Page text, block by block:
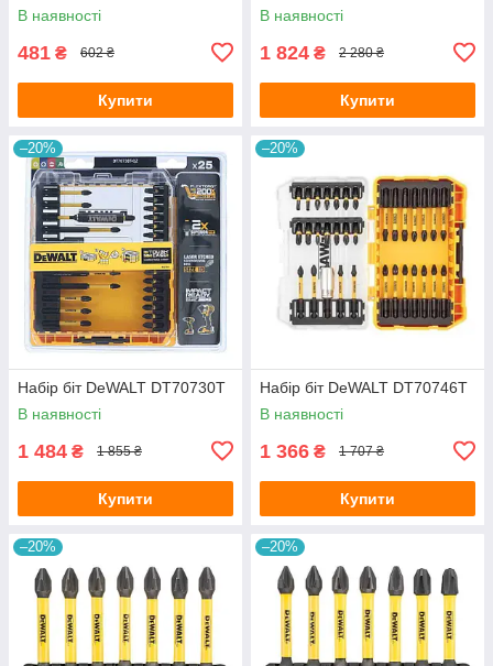
В наявності
481 ₴ 602 ₴
Купити
В наявності
1 824 ₴ 2 280 ₴
Купити
–20%
Набір біт DeWALT DT70730T
В наявності
1 484 ₴ 1 855 ₴
Купити
–20%
Набір біт DeWALT DT70746T
В наявності
1 366 ₴ 1 707 ₴
Купити
–20% –20%